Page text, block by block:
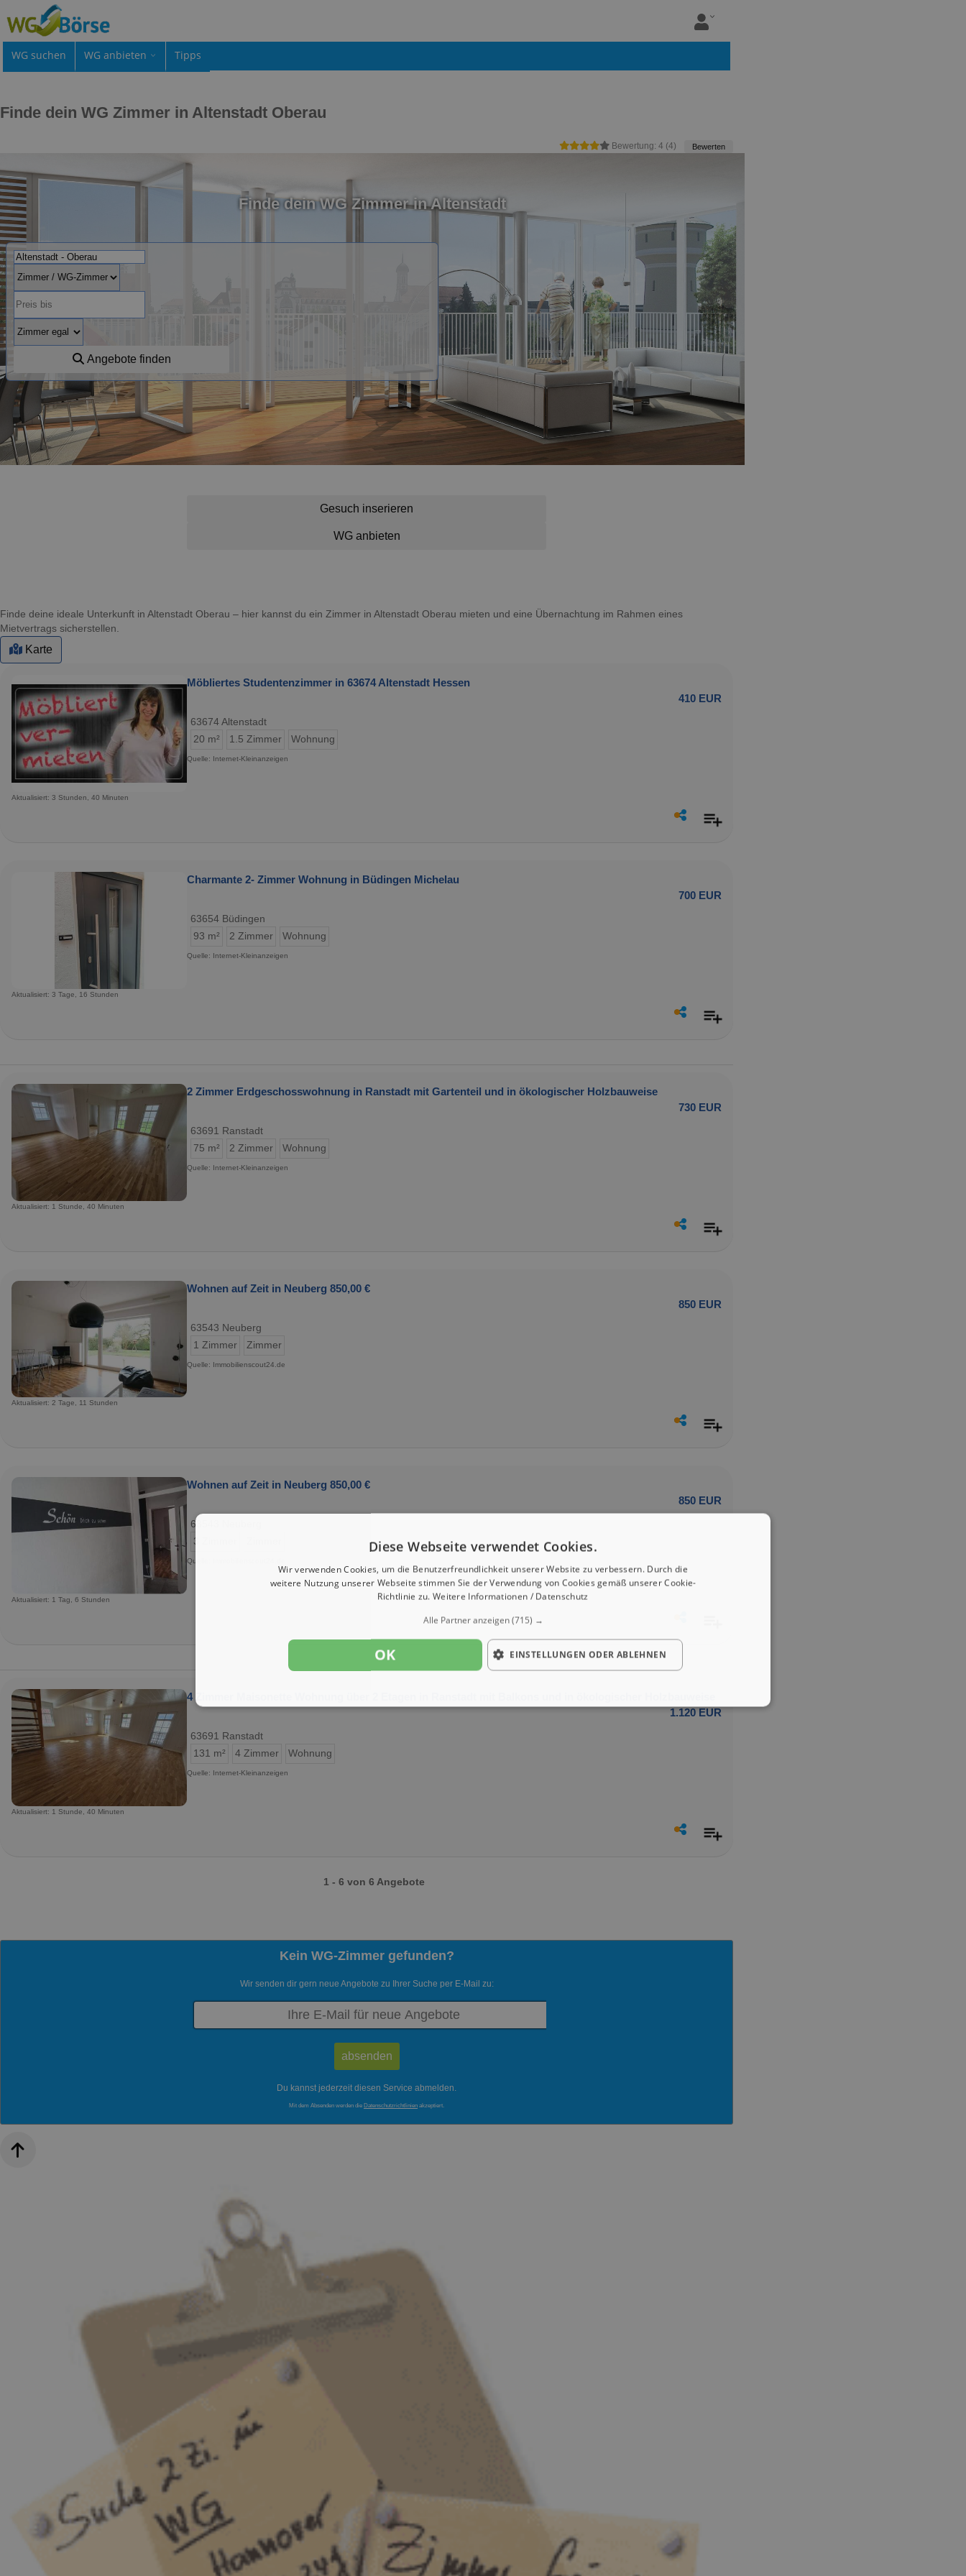
WG suchen WG anbieten Tipps
Finde dein WG Zimmer in Altenstadt Oberau
Bewertung: 4 (4) Bewerten
Finde dein WG Zimmer in Altenstadt
Angebote finden
Gesuch inserieren
WG anbieten
Finde deine ideale Unterkunft in Altenstadt Oberau – hier kannst du ein Zimmer in Altenstadt Oberau mieten und eine Übernachtung im Rahmen eines
Mietvertrags sicherstellen.
Karte
Möbliertes Studentenzimmer in 63674 Altenstadt Hessen
410 EUR
63674 Altenstadt
20 m²
1.5 Zimmer Wohnung
Quelle: Internet-Kleinanzeigen
Aktualisiert: 3 Stunden, 40 Minuten
Charmante 2- Zimmer Wohnung in Büdingen Michelau
700 EUR
63654 Büdingen
93 m²
2 Zimmer Wohnung
Quelle: Internet-Kleinanzeigen
Aktualisiert: 3 Tage, 16 Stunden
2 Zimmer Erdgeschosswohnung in Ranstadt mit Gartenteil und in ökologischer Holzbauweise
730 EUR
63691 Ranstadt
75 m²
2 Zimmer Wohnung
Quelle: Internet-Kleinanzeigen
Aktualisiert: 1 Stunde, 40 Minuten
Wohnen auf Zeit in Neuberg 850,00 €
850 EUR
63543 Neuberg
1 Zimmer
Zimmer
Quelle: Immobilienscout24.de
Aktualisiert: 2 Tage, 11 Stunden
Wohnen auf Zeit in Neuberg 850,00 €
850 EUR
63543 Neuberg
3 Zimmer
Quelle: Immobilienscout24.de
Aktualisiert: 1 Tag, 6 Stunden
4 Zimmer Maisonette Wohnung über 2 Etagen in Ranstadt mit Balkons und in ökologischer Holzbauweise
1.120 EUR
63691 Ranstadt
131 m²
4 Zimmer Wohnung
Quelle: Internet-Kleinanzeigen
Aktualisiert: 1 Stunde, 40 Minuten
1 - 6 von 6 Angebote
Kein WG-Zimmer gefunden?
Wir senden dir gern neue Angebote zu Ihrer Suche per E-Mail zu:
Du kannst jederzeit diesen Service abmelden.
Mit dem Absenden werden die Datenschutzrichtlinien akzeptiert.
Diese Webseite verwendet Cookies.
Wir verwenden Cookies, um die Benutzerfreundlichkeit unserer Website zu verbessern. Durch die
weitere Nutzung unserer Webseite stimmen Sie der Verwendung von Cookies gemäß unserer Cookie-
Richtlinie zu. Weitere Informationen / Datenschutz
Alle Partner anzeigen(715) →
OK EINSTELLUNGEN ODER ABLEHNEN